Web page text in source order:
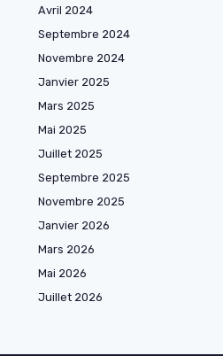
Avril 2024
Septembre 2024
Novembre 2024
Janvier 2025
Mars 2025
Mai 2025
Juillet 2025
Septembre 2025
Novembre 2025
Janvier 2026
Mars 2026
Mai 2026
Juillet 2026